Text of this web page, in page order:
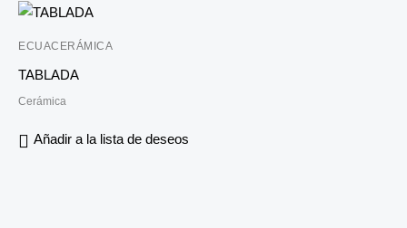
ECUACERÁMICA
TABLADA
Cerámica
Añadir a la lista de deseos